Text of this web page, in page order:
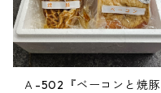
Ａ-502『ベーコンと焼豚